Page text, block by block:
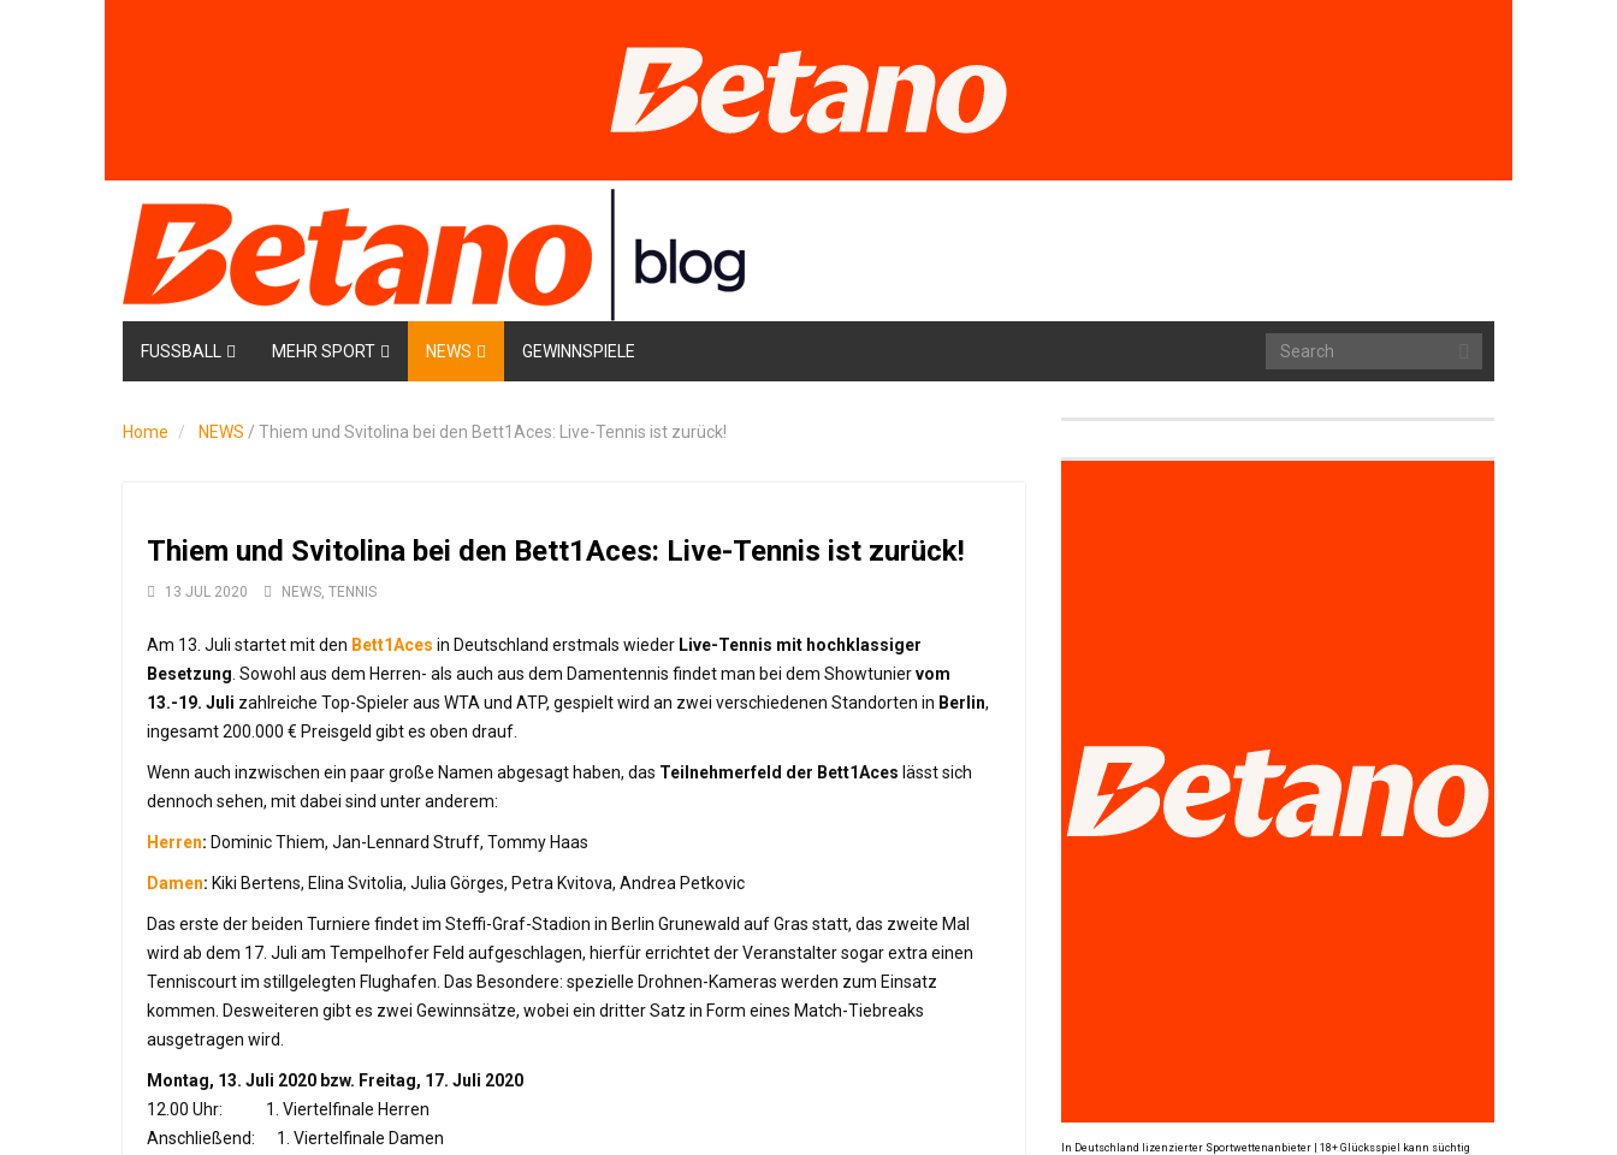
FUSSBALL MEHR SPORT NEWS GEWINNSPIELE
Home NEWS / Thiem und Svitolina bei den Bett1Aces: Live-Tennis ist zurück!
Thiem und Svitolina bei den Bett1Aces: Live-Tennis ist zurück!
13 JUL 2020 NEWS, TENNIS
Am 13. Juli startet mit den Bett1Aces in Deutschland erstmals wieder Live-Tennis mit hochklassiger
Besetzung . Sowohl aus dem Herren- als auch aus dem Damentennis findet man bei dem Showtuniervom
13.-19. Juli zahlreiche Top-Spieler aus WTA und ATP, gespielt wird an zwei verschiedenen Standorten in Berlin,
ingesamt 200.000 € Preisgeld gibt es oben drauf.
Wenn auch inzwischen ein paar große Namen abgesagt haben, das Teilnehmerfeld der Bett1Aces lässt sich
dennoch sehen, mit dabei sind unter anderem:
Herren: Dominic Thiem, Jan-Lennard Struff, Tommy Haas
Damen: Kiki Bertens, Elina Svitolia, Julia Görges, Petra Kvitova, Andrea Petkovic
Das erste der beiden Turniere findet im Steffi-Graf-Stadion in Berlin Grunewald auf Gras statt, das zweite Mal
wird ab dem 17. Juli am Tempelhofer Feld aufgeschlagen, hierfür errichtet der Veranstalter sogar extra einen
Tenniscourt im stillgelegten Flughafen. Das Besondere: spezielle Drohnen-Kameras werden zum Einsatz
kommen. Desweiteren gibt es zwei Gewinnsätze, wobei ein dritter Satz in Form eines Match-Tiebreaks
ausgetragen wird.
Montag, 13. Juli 2020 bzw. Freitag, 17. Juli 2020
12.00 Uhr: 1. Viertelfinale Herren
Anschließend: 1. Viertelfinale Damen
In Deutschland lizenzierter Sportwettenanbieter | 18+ Glücksspiel kann süchtig